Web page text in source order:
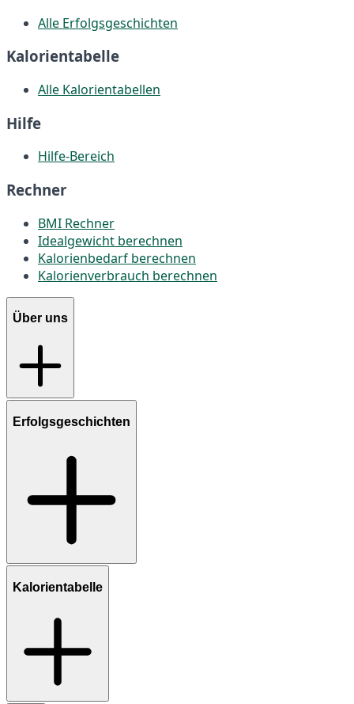
Alle Erfolgsgeschichten
Kalorientabelle
Alle Kalorientabellen
Hilfe
Hilfe-Bereich
Rechner
BMI Rechner
Idealgewicht berechnen
Kalorienbedarf berechnen
Kalorienverbrauch berechnen
Über uns
Erfolgsgeschichten
Kalorientabelle